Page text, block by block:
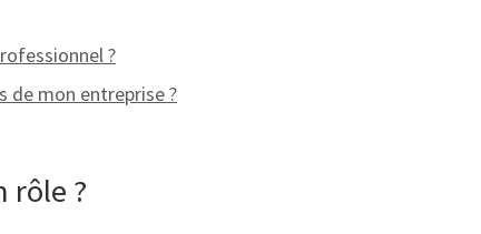
?
de mon entreprise ?
rôle ?